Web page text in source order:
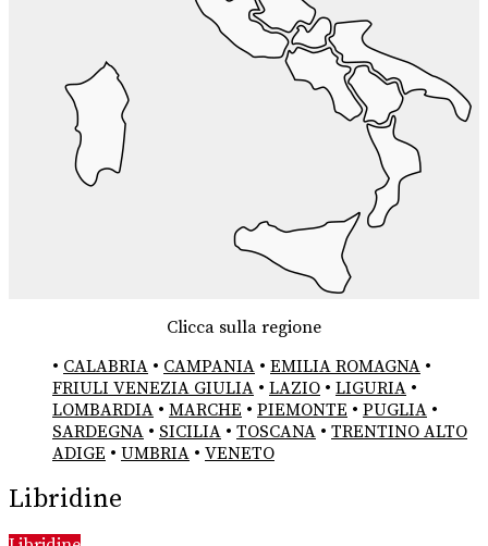
Clicca sulla regione
• CALABRIA • CAMPANIA • EMILIA ROMAGNA •
FRIULI VENEZIA GIULIA • LAZIO • LIGURIA •
LOMBARDIA • MARCHE • PIEMONTE • PUGLIA •
SARDEGNA • SICILIA • TOSCANA • TRENTINO ALTO
ADIGE • UMBRIA • VENETO
Libridine